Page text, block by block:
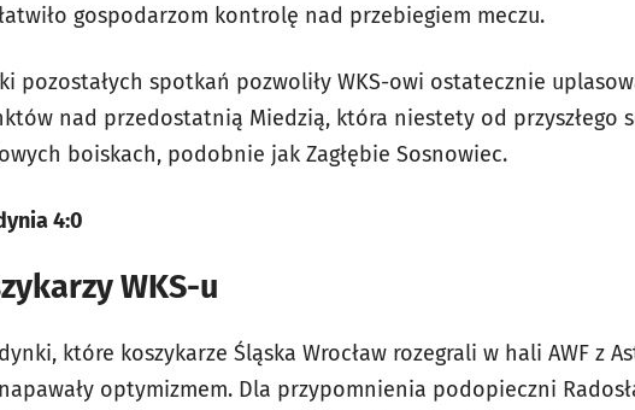
gospodarzom kontrolę nad przebiegiem meczu.
pozostałych spotkań pozwoliły WKS-owi ostatecznie
nad przedostatnią Miedzią, która niestety od przyszłego
boiskach, podobnie jak Zagłębie Sosnowiec.
4:0
WKS-u
które koszykarze Śląska Wrocław rozegrali w hali AWF z
optymizmem. Dla przypomnienia podopieczni